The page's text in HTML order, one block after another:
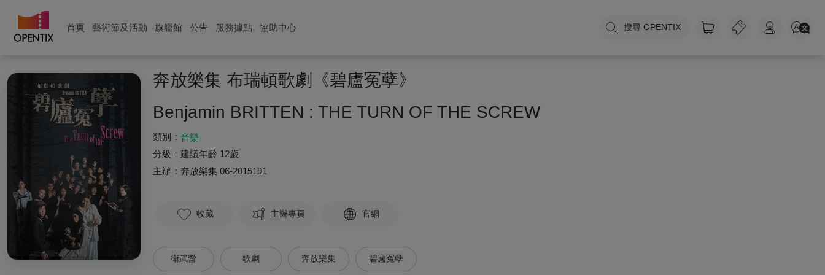
首頁 藝術節及活動 旗艦館 公告 服務據點 協助中心 搜尋 OPENTIX
奔放樂集 布瑞頓歌劇《碧廬冤孽》
Benjamin BRITTEN : THE TURN OF THE SCREW
類別： 音樂
分級： 建議年齡 12歲
主辦： 奔放樂集 06-2015191
收藏 主辦專頁 官網
衛武營 歌劇 奔放樂集 碧廬冤孽